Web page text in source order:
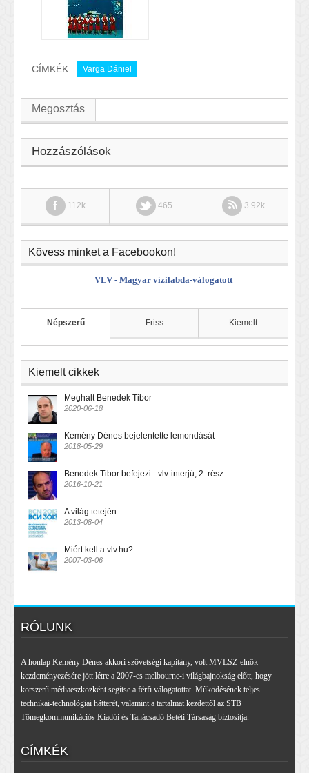
CÍMKÉK: Varga Dániel
Megosztás
Hozzászólások
112k 465 3.92k
Kövess minket a Facebookon!
VLV - Magyar vízilabda-válogatott
Népszerű Friss Kiemelt
Kiemelt cikkek
Meghalt Benedek Tibor
2020-06-18
Kemény Dénes bejelentette lemondását
2018-05-29
Benedek Tibor befejezi - vlv-interjú, 2. rész
2016-10-21
A világ tetején
2013-08-04
Miért kell a vlv.hu?
2007-03-06
RÓLUNK
A honlap Kemény Dénes akkori szövetségi kapitány, volt MVLSZ-elnök
kezdeményezésére jött létre a 2007-es melbourne-i világbajnokság előtt, hogy
korszerű médiaeszközként segítse a férfi válogatottat. Működésének teljes
technikai-technológiai hátterét, valamint a tartalmat kezdettől az STB
Tömegkommunikációs Kiadói és Tanácsadó Betéti Társaság biztosítja.
CÍMKÉK